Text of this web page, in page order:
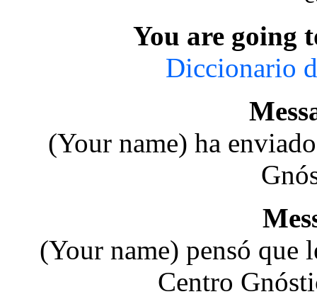
You are going
Diccionario
(Your name) ha
(Your name) pensó que
Centro